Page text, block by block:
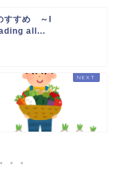
すすめ ～I
all...